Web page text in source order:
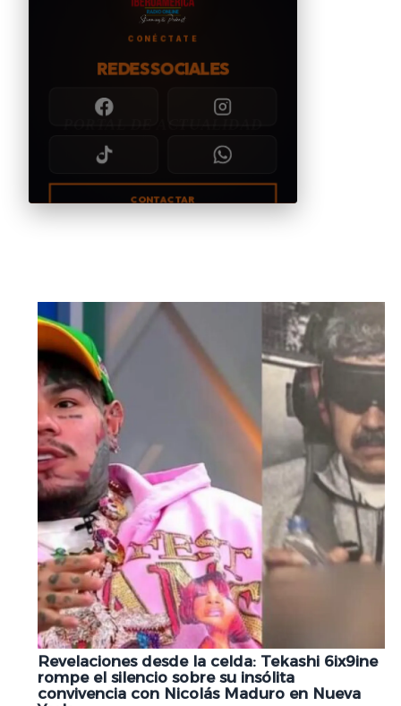
CONÉCTATE
REDES SOCIALES
CONTACTAR
Revelaciones desde la celda: Tekashi 6ix9ine
rompe el silencio sobre su insólita
convivencia con Nicolás Maduro en Nueva